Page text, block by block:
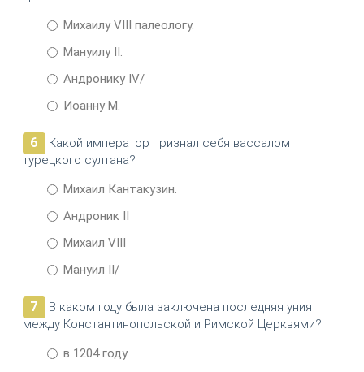
Михаилу VIII палеологу.
Мануилу II.
Андронику IV/
Иоанну М.
6
Какой император признал себя вассалом
турецкого султана?
Михаил Кантакузин.
Андроник II
Михаил VIII
Мануил II/
7
В каком году была заключена последняя уния
между Константинопольской и Римской Церквями?
в 1204 году.